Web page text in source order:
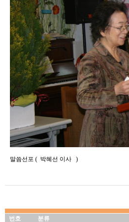
말씀선포 ( 박혜선 이사 )
번호 분류